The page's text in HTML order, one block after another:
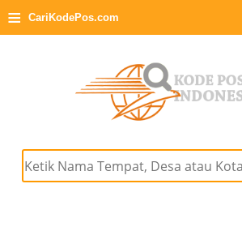
≡ CariKodePos.com